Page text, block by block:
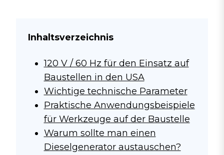
Inhaltsverzeichnis
120 V / 60 Hz für den Einsatz auf
Baustellen in den USA
Wichtige technische Parameter
Praktische Anwendungsbeispiele
für Werkzeuge auf der Baustelle
Warum sollte man einen
Dieselgenerator austauschen?